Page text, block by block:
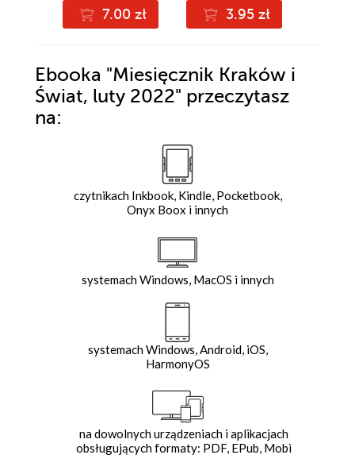
7.00 zł 3.95 zł
Ebooka "Miesięcznik Kraków i
Świat, luty 2022" przeczytasz
na:
czytnikach Inkbook, Kindle, Pocketbook,
Onyx Boox i innych
systemach Windows, MacOS i innych
systemach Windows, Android, iOS,
HarmonyOS
na dowolnych urządzeniach i aplikacjach
obsługujących formaty: PDF, EPub, Mobi